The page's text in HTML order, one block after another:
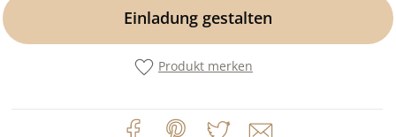
Einladung gestalten
Produkt merken